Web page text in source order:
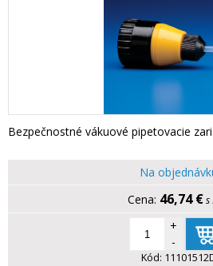
Bezpečnostné vákuové pipetovacie
Na
46,74 € s
+
-
Kód: